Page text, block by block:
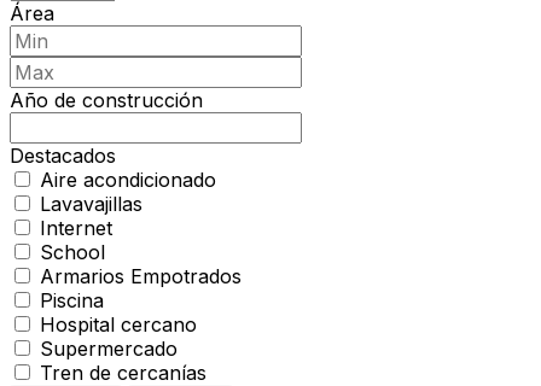
Área
Año de construcción
Destacados
Aire acondicionado
Lavavajillas
Internet
School
Armarios Empotrados
Piscina
Hospital cercano
Supermercado
Tren de cercanías